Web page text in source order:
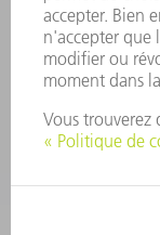
SOCIAL ET
GESTION